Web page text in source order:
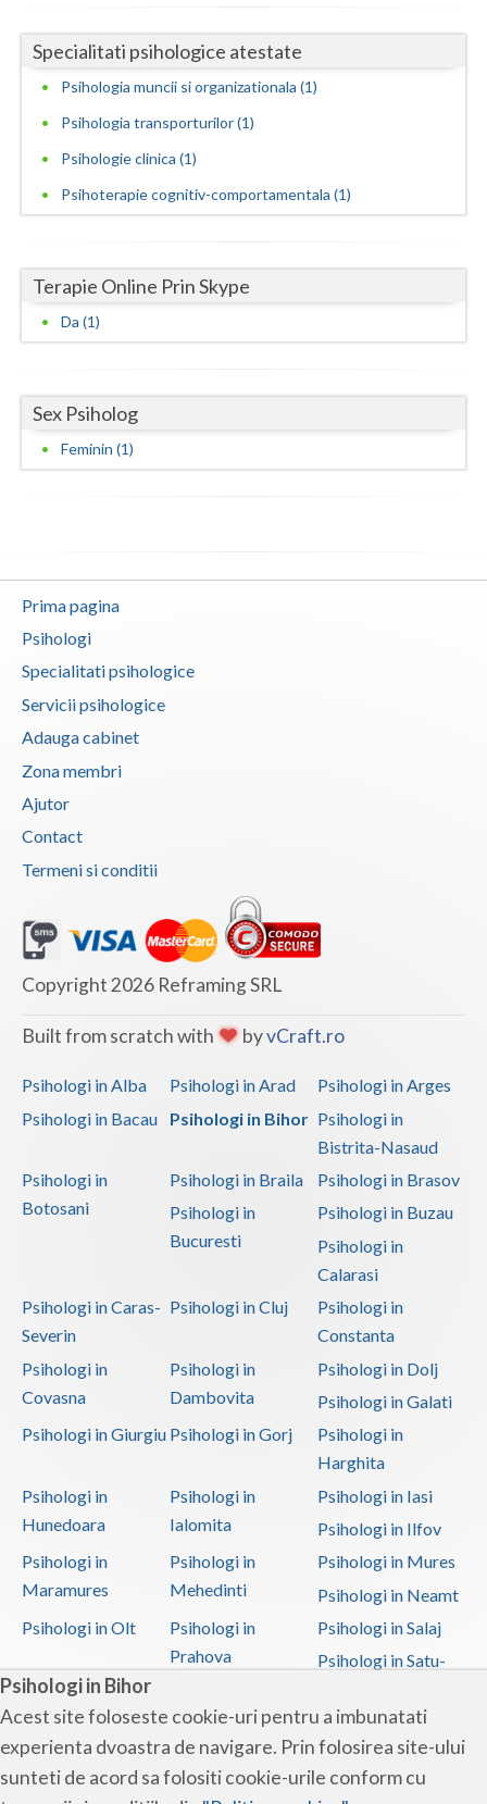
Psihologi in Bihor
Acest site foloseste cookie-uri pentru a imbunatati
experienta dvoastra de navigare. Prin folosirea site-ului
sunteti de acord sa folositi cookie-urile conform cu
Satu-Mare
Suceava
Teleorman
Tulcea
Valcea
Vrancea
Specialitati psihologice atestate
Psihologia muncii si organizationala (1)
Psihologia transporturilor (1)
Psihologie clinica (1)
Psihoterapie cognitiv-comportamentala (1)
Terapie Online Prin Skype
Da (1)
Sex Psiholog
Feminin (1)
Prima pagina
Psihologi
Specialitati psihologice
Servicii psihologice
Adauga cabinet
Zona membri
Ajutor
Contact
Termeni si conditii
Copyright 2026 Reframing SRL
Built from scratch with byvCraft.ro
Psihologi in Alba Psihologi in Arad
Psihologi in Arges
Psihologi in Bacau
Psihologi in Bihor Psihologi in
Bistrita-Nasaud
Psihologi in
Botosani
Psihologi in Braila
Psihologi in Brasov
Psihologi in
Bucuresti
Psihologi in Buzau
Psihologi in
Calarasi
Psihologi in Caras-
Severin
Psihologi in Cluj
Psihologi in
Constanta
Psihologi in
Covasna
Psihologi in
Dambovita
Psihologi in Dolj
Psihologi in Galati
Psihologi in Giurgiu Psihologi in Gorj
Psihologi in
Harghita
Psihologi in
Hunedoara
Psihologi in
Ialomita
Psihologi in Iasi
Psihologi in Ilfov
Psihologi in
Maramures
Psihologi in
Mehedinti
Psihologi in Mures
Psihologi in Neamt
Psihologi in Olt
Psihologi in
Prahova
Psihologi in Salaj
Psihologi in Satu-
Psihologi in Sibiu
Psihologi in
Suceava
Psihologi in
Teleorman
Psihologi in Timis
Psihologi in Tulcea Psihologi in Valcea